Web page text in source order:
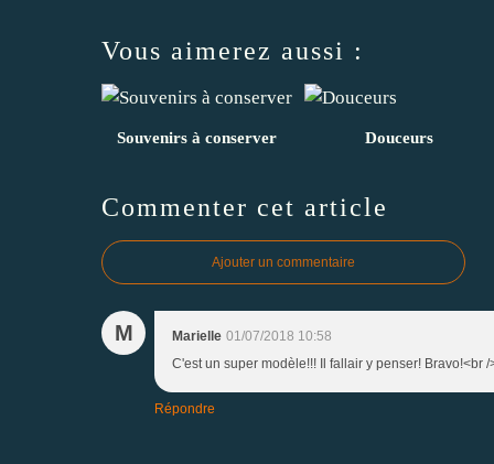
Vous aimerez aussi :
Souvenirs à conserver Douceurs
Commenter cet article
Ajouter un commentaire
M Marielle 01/07/2018 10:58
C'est un super modèle!!! Il fallair y penser! Bravo!<br
Répondre